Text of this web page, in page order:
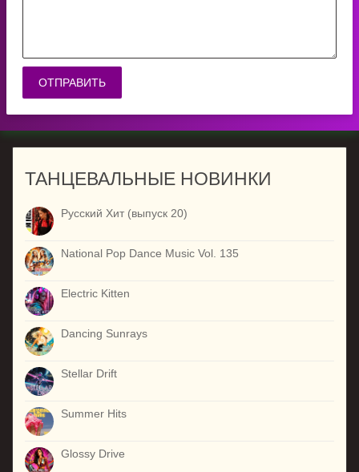
ОТПРАВИТЬ
ТАНЦЕВАЛЬНЫЕ НОВИНКИ
Русский Хит (выпуск 20)
National Pop Dance Music Vol. 135
Electric Kitten
Dancing Sunrays
Stellar Drift
Summer Hits
Glossy Drive